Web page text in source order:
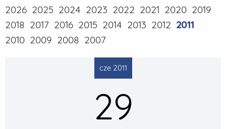
2026 2025 2024 2023 2022 2021 2020 2019
2018 2017 2016 2015 2014 2013 2012 2011
2010 2009 2008 2007
cze 2011
29